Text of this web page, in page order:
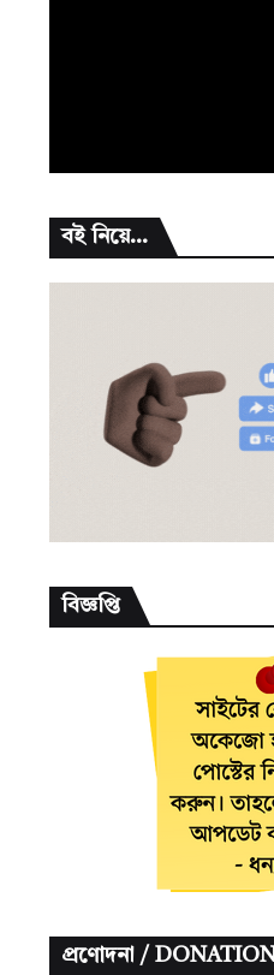
বই নিয়ে...
বিজ্ঞপ্তি
প্রণোদনা / DONATION